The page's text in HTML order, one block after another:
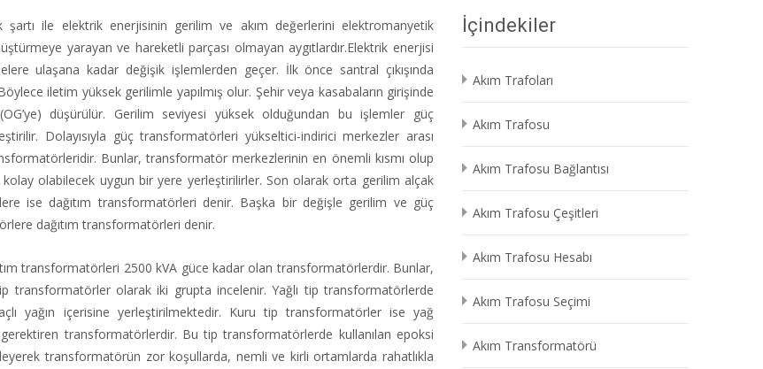
ile elektrik enerjisinin gerilim ve akım değerlerini elektromanyetik
yarayan ve hareketli parçası olmayan aygıtlardır.Elektrik enerjisi
ulaşana kadar değişik işlemlerden geçer. İlk önce santral çıkışında
iletim yüksek gerilimle yapılmış olur. Şehir veya kasabaların girişinde
düşürülür. Gerilim seviyesi yüksek olduğundan bu işlemler güç
Dolayısıyla güç transformatörleri yükseltici-indirici merkezler arası
Bunlar, transformatör merkezlerinin en önemli kısmı olup
olabilecek uygun bir yere yerleştirilirler. Son olarak orta gerilim alçak
ise dağıtım transformatörleri denir. Başka bir değişle gerilim ve güç
dağıtım transformatörleri denir.
transformatörleri 2500 kVA güce kadar olan transformatörlerdir. Bunlar,
transformatörler olarak iki grupta incelenir. Yağlı tip transformatörlerde
yağın içerisine yerleştirilmektedir. Kuru tip transformatörler ise yağ
transformatörlerdir. Bu tip transformatörlerde kullanılan epoksi
transformatörün zor koşullarda, nemli ve kirli ortamlarda rahatlıkla
İçindekiler
Akım Trafoları
Akım Trafosu
Akım Trafosu Bağlantısı
Akım Trafosu Çeşitleri
Akım Trafosu Hesabı
Akım Trafosu Seçimi
Akım Transformatörü